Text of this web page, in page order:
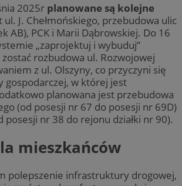
2025r planowane są kolejne
J. Chełmońskiego, przebudowa ulic
AB), PCK i Marii Dąbrowskiej. Do 16
„zaprojektuj i wybuduj”
rozbudowa ul. Rozwojowej
z ul. Olszyny, co przyczyni się
gospodarczej, w której jest
planowana jest przebudowa
(od posesji nr 67 do posesji nr 69D)
posesji nr 38 do rejonu działki nr 90).
mieszkańców
polepszenie infrastruktury drogowej,